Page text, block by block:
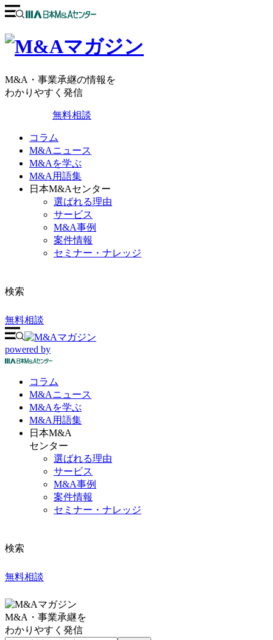
M&A・事業承継の情報を
わかりやすく発信
無料相談
コラム
M&Aニュース
M&Aを学ぶ
M&A用語集
日本M&Aセンター
選ばれる理由
サービス
M&A事例
案件情報
セミナー・ナレッジ
検索
無料相談
powered by
コラム
M&Aニュース
M&Aを学ぶ
M&A 用語集
日本M&A
センター
選ばれる理由
サービス
M&A事例
案件情報
セミナー・ナレッジ
検索
無料相談
M&A・事業承継を
わかりやすく発信